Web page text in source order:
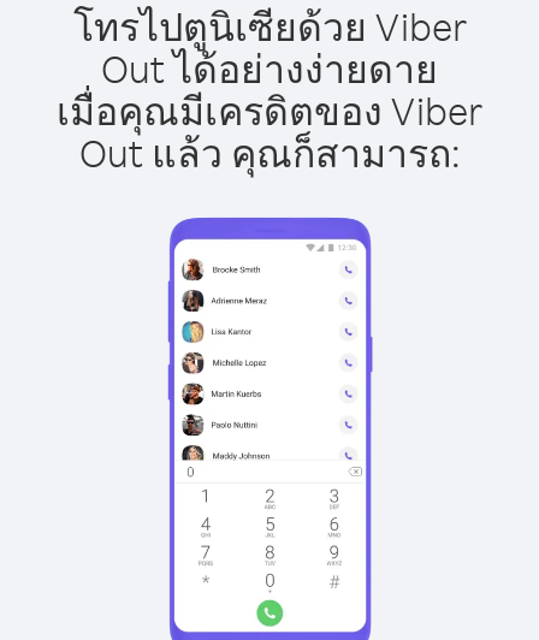
โทรไปตูนิเซียด้วย Viber
Out ได้อย่างง่ายดาย
เมื่อคุณมีเครดิตของ Viber
Out แล้ว คุณก็สามารถ: